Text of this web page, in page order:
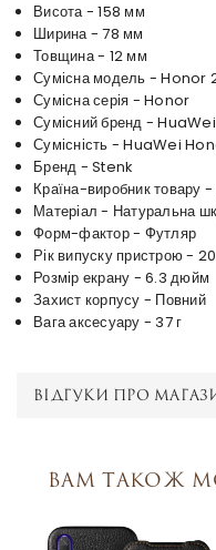
Висота - 158 мм
Ширина - 78 мм
Товщина - 12 мм
Сумісна модель - Honor
Сумісна серія - Honor
Сумісний бренд - HuaWei
Сумісність - HuaWei
Бренд - Stenk
Країна-виробник товару -
Матеріал - Натуральна
Форм-фактор - Футляр
Рік випуску пристрою -
Розмір екрану - 6.3 дюйм
Захист корпусу - Повний
Вага аксесуару - 37 г
ВІДГУКИ ПРО
Вам також